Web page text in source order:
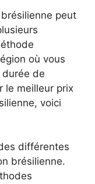
peut
où vous
de
le meilleur prix
voici
différentes
brésilienne.